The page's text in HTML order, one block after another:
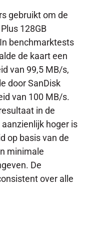
gebruikt om de
128GB
benchmarktests
de kaart een
van 99,5 MB/s,
door SanDisk
van 100 MB/s.
in de
hoger is
op basis van de
minimale
De
over alle